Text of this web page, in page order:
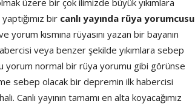
üzere bir çok ilimizde büyük yıkımlara
bir canlı yayında rüya yorumcusu
yorum kısmına rüyasını yazan bir bayanın
veya benzer şekilde yıkımlara sebep
yorum normal bir rüya yorumu gibi görünse
sebep olacak bir depremin ilk habercisi
Canlı yayının tamamı en alta koyacağımız